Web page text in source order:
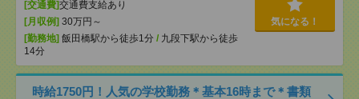
[交通費]交通費支給あり
[月収例] 30万円～
[勤務地] 飯田橋駅から徒歩1分 / 九段下駅から徒歩
14分
気になる！
時給1750円！人気の学校勤務＊基本16時まで＊書類